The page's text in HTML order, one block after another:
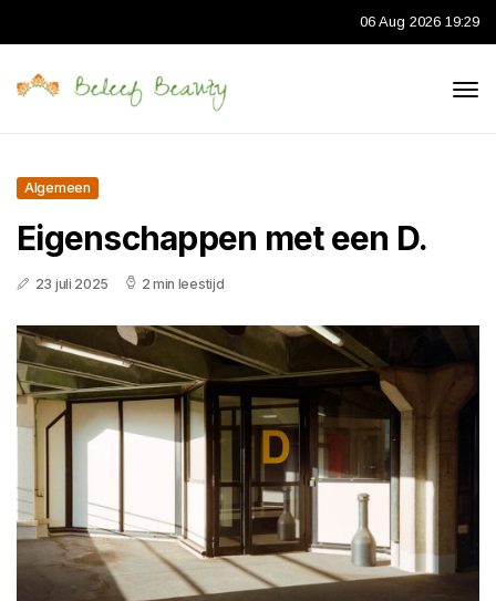
06 Aug 2026 19:29
Algemeen
Eigenschappen met een D.
23 juli 2025 2 min leestijd